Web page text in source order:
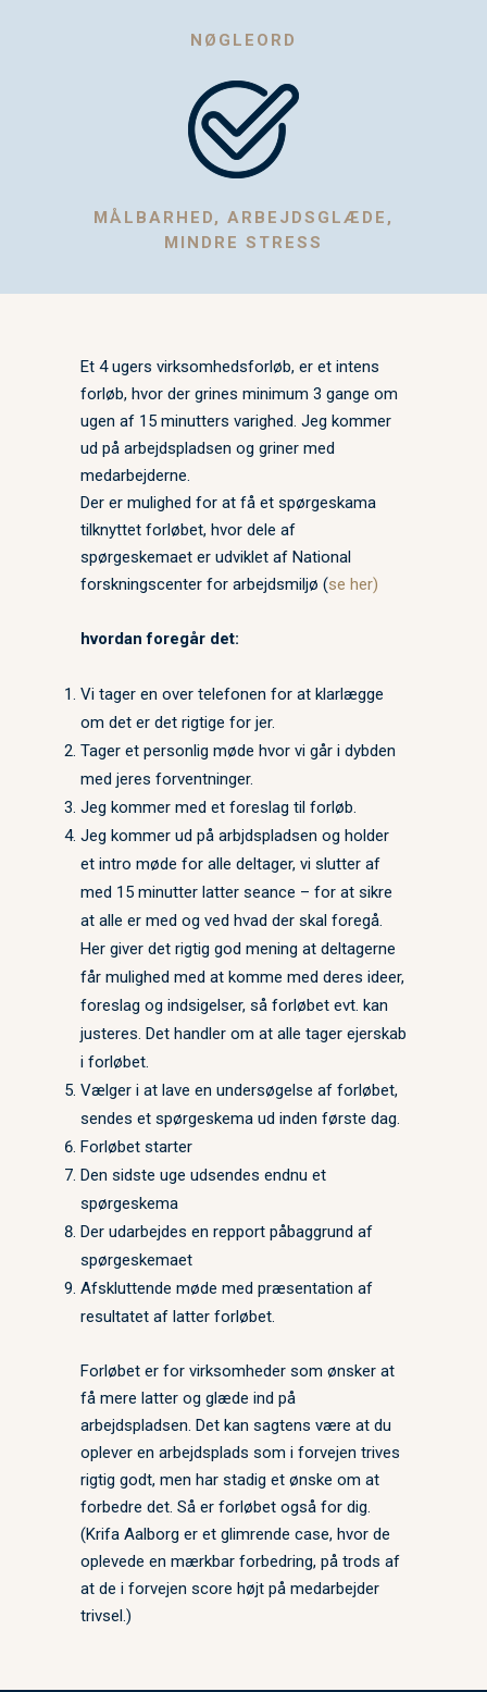
NØGLEORD
MÅLBARHED, ARBEJDSGLÆDE,
MINDRE STRESS
Et 4 ugers virksomhedsforløb, er et intens
forløb, hvor der grines minimum 3 gange om
ugen af 15 minutters varighed. Jeg kommer
ud på arbejdspladsen og griner med
medarbejderne.
Der er mulighed for at få et spørgeskama
tilknyttet forløbet, hvor dele af
spørgeskemaet er udviklet af National
forskningscenter for arbejdsmiljø (se her)
hvordan foregår det:
Vi tager en over telefonen for at klarlægge
om det er det rigtige for jer.
Tager et personlig møde hvor vi går i dybden
med jeres forventninger.
Jeg kommer med et foreslag til forløb.
Jeg kommer ud på arbjdspladsen og holder
et intro møde for alle deltager, vi slutter af
med 15 minutter latter seance – for at sikre
at alle er med og ved hvad der skal foregå.
Her giver det rigtig god mening at deltagerne
får mulighed med at komme med deres ideer,
foreslag og indsigelser, så forløbet evt. kan
justeres. Det handler om at alle tager ejerskab
i forløbet.
Vælger i at lave en undersøgelse af forløbet,
sendes et spørgeskema ud inden første dag.
Forløbet starter
Den sidste uge udsendes endnu et
spørgeskema
Der udarbejdes en repport påbaggrund af
spørgeskemaet
Afskluttende møde med præsentation af
resultatet af latter forløbet.
Forløbet er for virksomheder som ønsker at
få mere latter og glæde ind på
arbejdspladsen. Det kan sagtens være at du
oplever en arbejdsplads som i forvejen trives
rigtig godt, men har stadig et ønske om at
forbedre det. Så er forløbet også for dig.
(Krifa Aalborg er et glimrende case, hvor de
oplevede en mærkbar forbedring, på trods af
at de i forvejen score højt på medarbejder
trivsel.)